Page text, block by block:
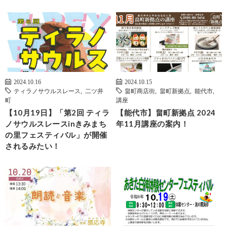
2024.10.16
ティラノサウルスレース
二ツ井
町
【10月19日】「第2回 ティラ
ノサウルスレースinきみまち
の里フェスティバル」が開催
されるみたい！
2024.10.15
畠町商店街
畠町新拠点 能代市
講座
【能代市】畠町新拠点 2024
年11月講座の案内！